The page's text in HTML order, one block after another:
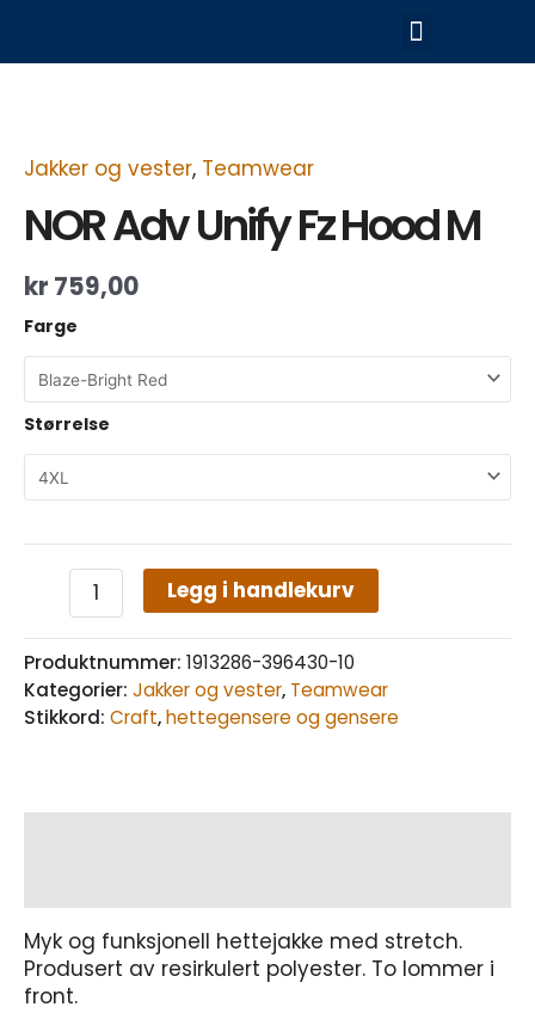
til
Meny
Jakker og vester, Teamwear
NOR Adv Unify Fz Hood M
kr 759,00
Farge
Størrelse
Hood
M
Legg i handlekurv
Produktnummer: 1913286-396430-10
Kategorier: Jakker og vester, Teamwear
Stikkord: Craft,hettegensere og gensere
Myk og funksjonell hettejakke med stretch.
Produsert av resirkulert polyester. To lommer i
front.